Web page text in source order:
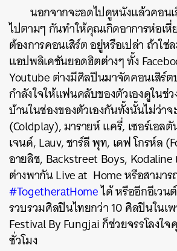
นอกจากจะอดไปดูหนังแล้วคอน
ไปตามๆ กันทำให้คุณเกิดอาการห่อเหี่
ต้องการคอนเสิร์ต อยู่หรือเปล่า ถ้าใ
แอปพลิเคชันยอดฮิตต่างๆ ทั้ง
Youtube ต่างมีศิลปินมาจัดคอนเสิร์
กำลังใจให้แฟนคลับของตัวเองดูในช่
บ้านในช่องของตัวเองกันทั้งนั้นไม่ว่า
(Coldplay), มารายห์ แครี่, เซอร์เอล
เจนด์, Lauv, ชาร์ลี พุท, เดฟ โกรห์ล
อายลิช, Backstreet Boys,
ต่างพากัน Live at Home หรือสามา
#TogetheratHomeได้ หรืออีกอีเวน
รวบรวมศิลปินไทยกว่า 10 ศิลปินในเ
Festival By Fungjai ก็ช่วยจรรโลงใ
ชั่วโมง